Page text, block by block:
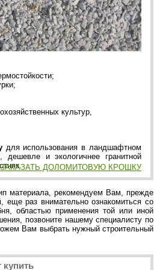
культур,
для использования в ландшафтном
дешевле и экологичнее гранитной
материала, рекомендуем Вам, прежде
, еще раз внимательно ознакомиться со
областью применения той или иной
позвоните нашему специалисту по
Вам выбрать нужный строительный
купить